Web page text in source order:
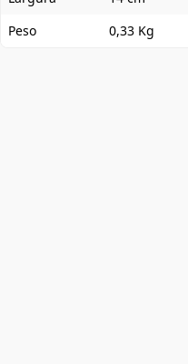
Peso
0,33 Kg